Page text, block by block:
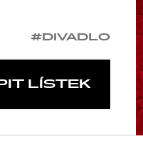
#DIVADLO
LÍSTEK